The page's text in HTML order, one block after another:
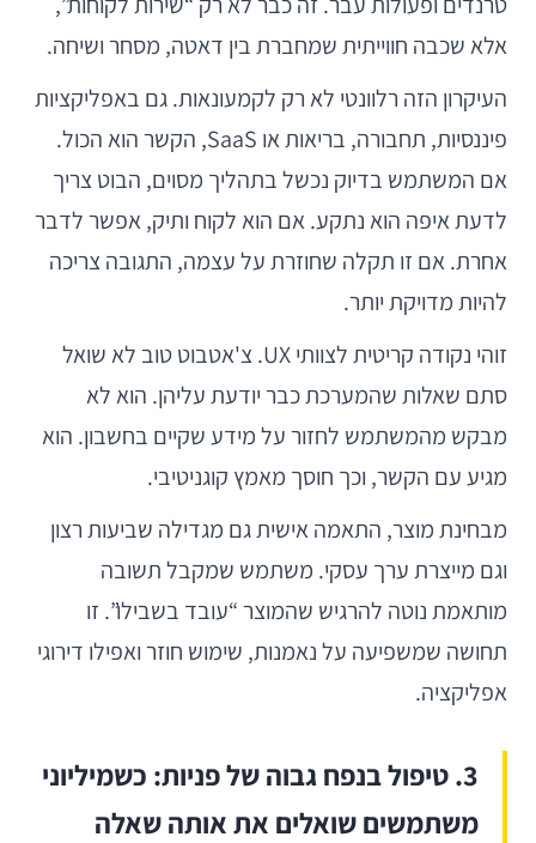
אלא שכבה חווייתית שמחברת בין דאטה, מסחר ושיחה.
העיקרון הזה רלוונטי לא רק לקמעונאות. גם באפליקציות
פיננסיות, תחבורה, בריאות או SaaS, הקשר הוא הכול.
אם המשתמש בדיוק נכשל בתהליך מסוים, הבוט צריך
לדעת איפה הוא נתקע. אם הוא לקוח ותיק, אפשר לדבר
אחרת. אם זו תקלה שחוזרת על עצמה, התגובה צריכה
להיות מדויקת יותר.
זוהי נקודה קריטית לצוותי UX. צ'אטבוט טוב לא שואל
סתם שאלות שהמערכת כבר יודעת עליהן. הוא לא
מבקש מהמשתמש לחזור על מידע שקיים בחשבון. הוא
מגיע עם הקשר, וכך חוסך מאמץ קוגניטיבי.
מבחינת מוצר, התאמה אישית גם מגדילה שביעות רצון
וגם מייצרת ערך עסקי. משתמש שמקבל תשובה
מותאמת נוטה להרגיש שהמוצר “עובד בשבילו”. זו
תחושה שמשפיעה על נאמנות, שימוש חוזר ואפילו דירוגי
אפליקציה.
3. טיפול בנפח גבוה של פניות: כשמיליוני
משתמשים שואלים את אותה שאלה